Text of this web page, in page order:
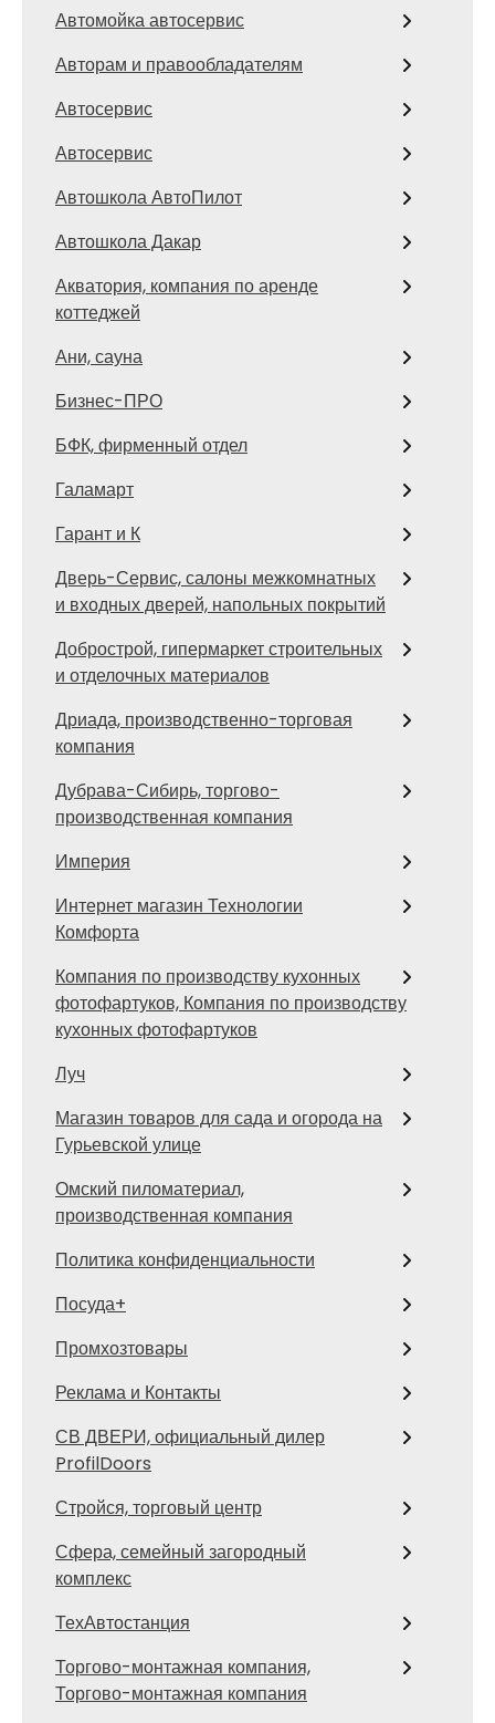
Автомойка автосервис
Авторам и правообладателям
Автосервис
Автосервис
Автошкола АвтоПилот
Автошкола Дакар
Акватория, компания по аренде
коттеджей
Ани, сауна
Бизнес-ПРО
БФК, фирменный отдел
Галамарт
Гарант и К
Дверь-Сервис, салоны межкомнатных
и входных дверей, напольных покрытий
Добрострой, гипермаркет строительных
и отделочных материалов
Дриада, производственно-торговая
компания
Дубрава-Сибирь, торгово-
производственная компания
Империя
Интернет магазин Технологии
Комфорта
Компания по производству кухонных
фотофартуков, Компания по производству
кухонных фотофартуков
Луч
Магазин товаров для сада и огорода на
Гурьевской улице
Омский пиломатериал,
производственная компания
Политика конфиденциальности
Посуда+
Промхозтовары
Реклама и Контакты
СВ ДВЕРИ, официальный дилер
ProfilDoors
Стройся, торговый центр
Сфера, семейный загородный
комплекс
ТехАвтостанция
Торгово-монтажная компания,
Торгово-монтажная компания